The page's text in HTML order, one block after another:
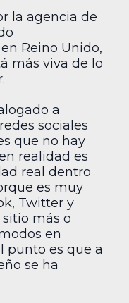
la agencia de
Reino Unido,
más viva de lo
a
sociales
que no hay
realidad es
real dentro
es muy
Twitter y
más o
en
punto es que a
se ha